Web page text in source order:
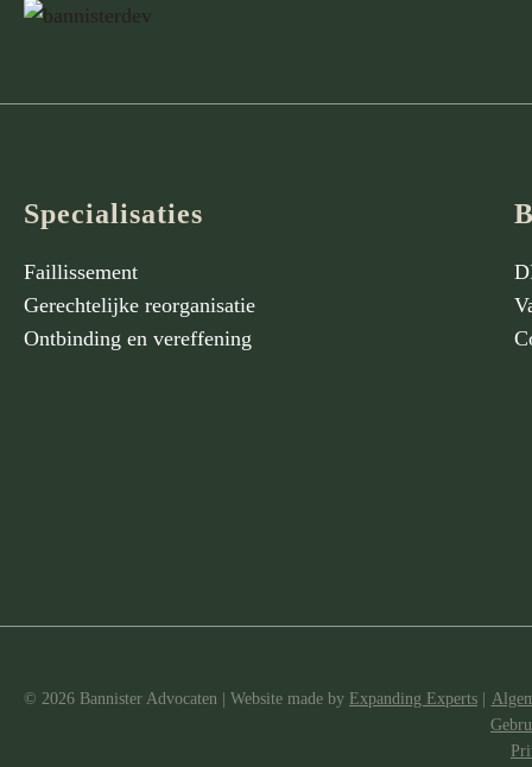
Specialisaties
Faillissement
Gerechtelijke reorganisatie
Ontbinding en vereffening
© 2026 Bannister Advocaten Website made by Expanding Experts